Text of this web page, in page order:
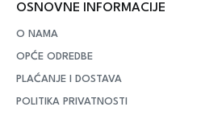
OSNOVNE INFORMACIJE
O NAMA
OPĆE ODREDBE
PLAĆANJE I DOSTAVA
POLITIKA PRIVATNOSTI